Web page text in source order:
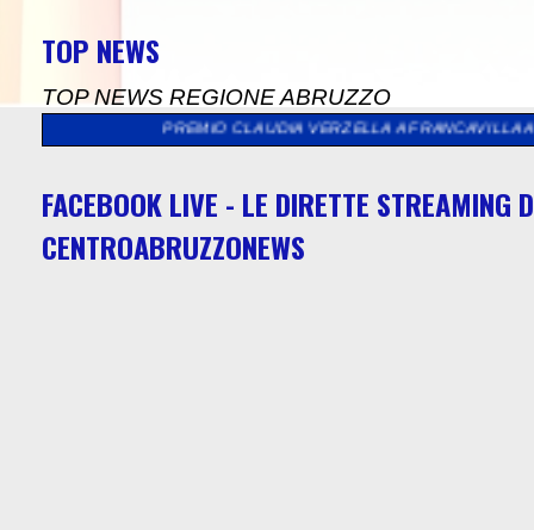
TOP NEWS
TOP NEWS REGIONE ABRUZZO
PREMIO CLAUDIA VERZELLA A FRANCAVILLA AL MARE >>
FACEBOOK LIVE - LE DIRETTE STREAMING
CENTROABRUZZONEWS